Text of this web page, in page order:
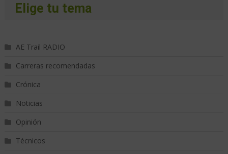
Elige tu tema
AE Trail RADIO
Carreras recomendadas
Crónica
Noticias
Opinión
Técnicos